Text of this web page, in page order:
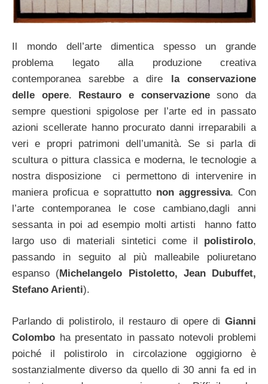
Il mondo dell’arte dimentica spesso un grande
problema legato alla produzione creativa
contemporanea sarebbe a dire
la conservazione
delle opere. Restauro e conservazionesono da
sempre questioni spigolose per l’arte ed in passato
azioni scellerate hanno procurato danni irreparabili a
veri e propri patrimoni dell’umanità. Se si parla di
scultura o pittura classica e moderna, le tecnologie a
nostra disposizione ci permettono di intervenire in
maniera proficua e soprattutto non aggressiva. Con
l’arte contemporanea le cose cambiano,dagli anni
sessanta in poi ad esempio molti artisti hanno fatto
largo uso di materiali sintetici come il polistirolo,
passando in seguito al più malleabile poliuretano
espanso (Michelangelo Pistoletto, Jean Dubuffet,
Stefano Arienti).
Parlando di polistirolo, il restauro di opere di Gianni
Colombo ha presentato in passato notevoli problemi
poiché il polistirolo in circolazione oggigiorno è
sostanzialmente diverso da quello di 30 anni fa ed in